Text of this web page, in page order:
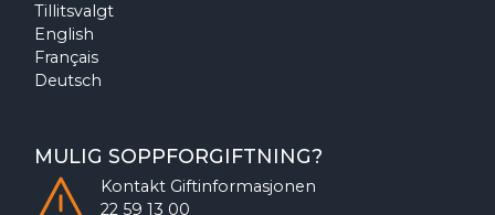
Tillitsvalgt
English
Français
Deutsch
MULIG SOPPFORGIFTNING?
Kontakt Giftinformasjonen
22 59 13 00